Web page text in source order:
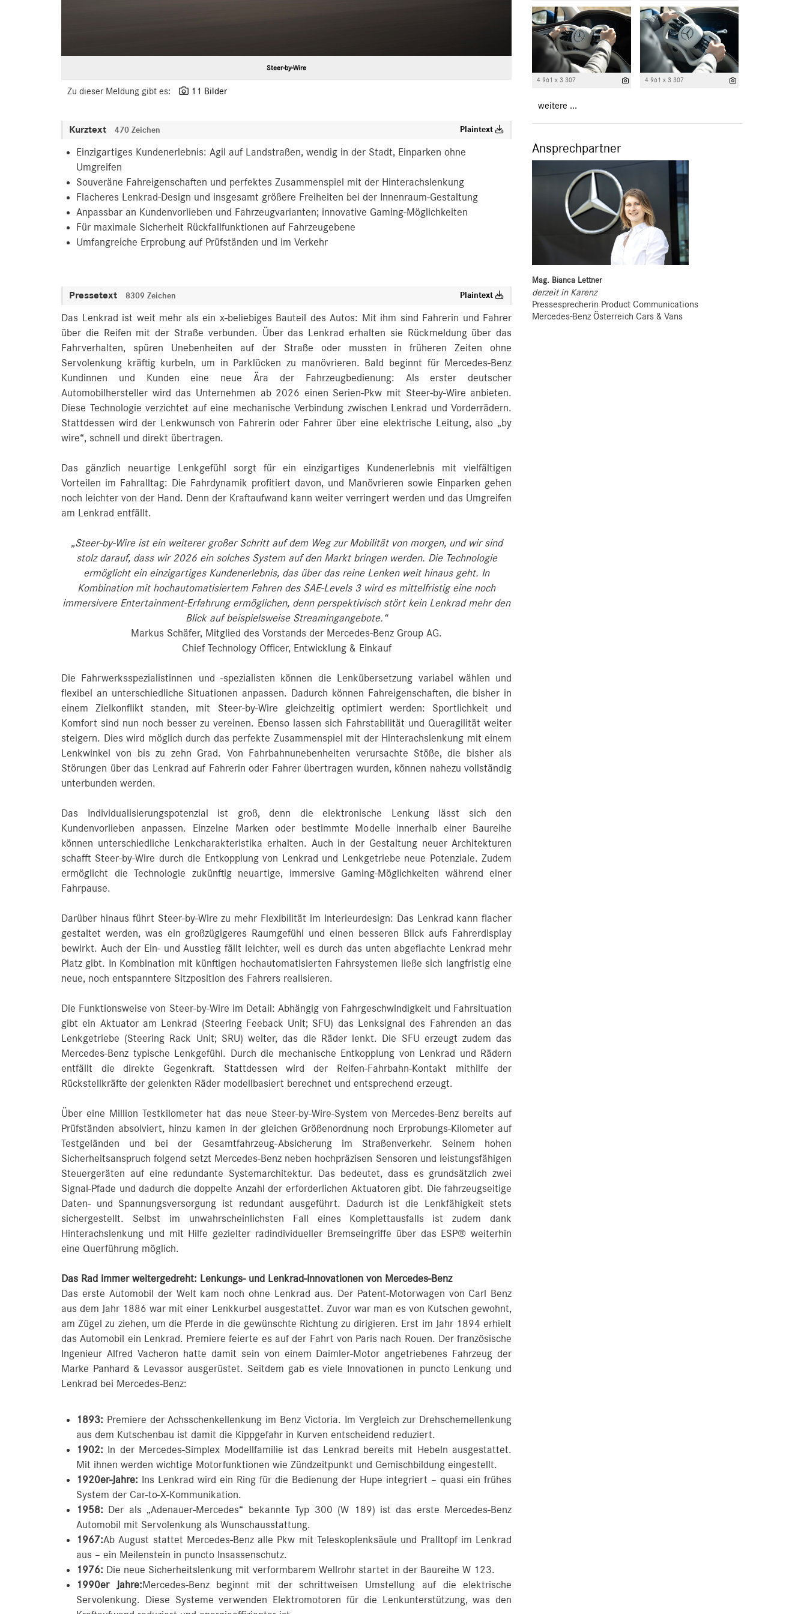
Steer-by-Wire
Zu dieser Meldung gibt es: 11 Bilder
Kurztext 470 Zeichen Plaintext
Einzigartiges Kundenerlebnis: Agil auf Landstraßen, wendig in der Stadt, Einparken ohne
Umgreifen
Souveräne Fahreigenschaften und perfektes Zusammenspiel mit der Hinterachslenkung
Flacheres Lenkrad-Design und insgesamt größere Freiheiten bei der Innenraum-Gestaltung
Anpassbar an Kundenvorlieben und Fahrzeugvarianten; innovative Gaming-Möglichkeiten
Für maximale Sicherheit Rückfallfunktionen auf Fahrzeugebene
Umfangreiche Erprobung auf Prüfständen und im Verkehr
Pressetext 8309 Zeichen Plaintext
Das Lenkrad ist weit mehr als ein x-beliebiges Bauteil des Autos: Mit ihm sind Fahrerin und Fahrer
über die Reifen mit der Straße verbunden. Über das Lenkrad erhalten sie Rückmeldung über das
Fahrverhalten, spüren Unebenheiten auf der Straße oder mussten in früheren Zeiten ohne
Servolenkung kräftig kurbeln, um in Parklücken zu manövrieren. Bald beginnt für Mercedes‑Benz
Kundinnen und Kunden eine neue Ära der Fahrzeugbedienung: Als erster deutscher
Automobilhersteller wird das Unternehmen ab 2026 einen Serien-Pkw mit Steer-by-Wire anbieten.
Diese Technologie verzichtet auf eine mechanische Verbindung zwischen Lenkrad und Vorderrädern.
Stattdessen wird der Lenkwunsch von Fahrerin oder Fahrer über eine elektrische Leitung, also „by
wire“, schnell und direkt übertragen.
Das gänzlich neuartige Lenkgefühl sorgt für ein einzigartiges Kundenerlebnis mit vielfältigen
Vorteilen im Fahralltag: Die Fahrdynamik profitiert davon, und Manövrieren sowie Einparken gehen
noch leichter von der Hand. Denn der Kraftaufwand kann weiter verringert werden und das Umgreifen
am Lenkrad entfällt.
„Steer-by-Wire ist ein weiterer großer Schritt auf dem Weg zur Mobilität von morgen, und wir sind
stolz darauf, dass wir 2026 ein solches System auf den Markt bringen werden. Die Technologie
ermöglicht ein einzigartiges Kundenerlebnis, das über das reine Lenken weit hinaus geht. In
Kombination mit hochautomatisiertem Fahren des SAE-Levels 3 wird es mittelfristig eine noch
immersivere Entertainment-Erfahrung ermöglichen, denn perspektivisch stört kein Lenkrad mehr den
Blick auf beispielsweise Streamingangebote.“
Markus Schäfer, Mitglied des Vorstands der Mercedes-Benz Group AG.
Chief Technology Officer, Entwicklung & Einkauf
Die Fahrwerksspezialistinnen und -spezialisten können die Lenkübersetzung variabel wählen und
flexibel an unterschiedliche Situationen anpassen. Dadurch können Fahreigenschaften, die bisher in
einem Zielkonflikt standen, mit Steer-by-Wire gleichzeitig optimiert werden: Sportlichkeit und
Komfort sind nun noch besser zu vereinen. Ebenso lassen sich Fahrstabilität und Queragilität weiter
steigern. Dies wird möglich durch das perfekte Zusammenspiel mit der Hinterachslenkung mit einem
Lenkwinkel von bis zu zehn Grad. Von Fahrbahnunebenheiten verursachte Stöße, die bisher als
Störungen über das Lenkrad auf Fahrerin oder Fahrer übertragen wurden, können nahezu vollständig
unterbunden werden.
Das Individualisierungspotenzial ist groß, denn die elektronische Lenkung lässt sich den
Kundenvorlieben anpassen. Einzelne Marken oder bestimmte Modelle innerhalb einer Baureihe
können unterschiedliche Lenkcharakteristika erhalten. Auch in der Gestaltung neuer Architekturen
schafft Steer-by-Wire durch die Entkopplung von Lenkrad und Lenkgetriebe neue Potenziale. Zudem
ermöglicht die Technologie zukünftig neuartige, immersive Gaming-Möglichkeiten während einer
Fahrpause.
Darüber hinaus führt Steer-by-Wire zu mehr Flexibilität im Interieurdesign: Das Lenkrad kann flacher
gestaltet werden, was ein großzügigeres Raumgefühl und einen besseren Blick aufs Fahrerdisplay
bewirkt. Auch der Ein- und Ausstieg fällt leichter, weil es durch das unten abgeflachte Lenkrad mehr
Platz gibt. In Kombination mit künftigen hochautomatisierten Fahrsystemen ließe sich langfristig eine
neue, noch entspanntere Sitzposition des Fahrers realisieren.
Die Funktionsweise von Steer-by-Wire im Detail: Abhängig von Fahrgeschwindigkeit und Fahrsituation
gibt ein Aktuator am Lenkrad (Steering Feeback Unit; SFU) das Lenksignal des Fahrenden an das
Lenkgetriebe (Steering Rack Unit; SRU) weiter, das die Räder lenkt. Die SFU erzeugt zudem das
Mercedes‑Benz typische Lenkgefühl. Durch die mechanische Entkopplung von Lenkrad und Rädern
entfällt die direkte Gegenkraft. Stattdessen wird der Reifen-Fahrbahn-Kontakt mithilfe der
Rückstellkräfte der gelenkten Räder modellbasiert berechnet und entsprechend erzeugt.
Über eine Million Testkilometer hat das neue Steer-by-Wire-System von Mercedes-Benz bereits auf
Prüfständen absolviert, hinzu kamen in der gleichen Größenordnung noch Erprobungs-Kilometer auf
Testgeländen und bei der Gesamtfahrzeug-Absicherung im Straßenverkehr. Seinem hohen
Sicherheitsanspruch folgend setzt Mercedes-Benz neben hochpräzisen Sensoren und leistungsfähigen
Steuergeräten auf eine redundante Systemarchitektur. Das bedeutet, dass es grundsätzlich zwei
Signal-Pfade und dadurch die doppelte Anzahl der erforderlichen Aktuatoren gibt. Die fahrzeugseitige
Daten- und Spannungsversorgung ist redundant ausgeführt. Dadurch ist die Lenkfähigkeit stets
sichergestellt. Selbst im unwahrscheinlichsten Fall eines Komplettausfalls ist zudem dank
Hinterachslenkung und mit Hilfe gezielter radindividueller Bremseingriffe über das ESP® weiterhin
eine Querführung möglich.
Das Rad immer weitergedreht: Lenkungs- und Lenkrad-Innovationen von Mercedes-Benz
Das erste Automobil der Welt kam noch ohne Lenkrad aus. Der Patent-Motorwagen von Carl Benz
aus dem Jahr 1886 war mit einer Lenkkurbel ausgestattet. Zuvor war man es von Kutschen gewohnt,
am Zügel zu ziehen, um die Pferde in die gewünschte Richtung zu dirigieren. Erst im Jahr 1894 erhielt
das Automobil ein Lenkrad. Premiere feierte es auf der Fahrt von Paris nach Rouen. Der französische
Ingenieur Alfred Vacheron hatte damit sein von einem Daimler-Motor angetriebenes Fahrzeug der
Marke Panhard & Levassor ausgerüstet. Seitdem gab es viele Innovationen in puncto Lenkung und
Lenkrad bei Mercedes-Benz:
1893: Premiere der Achsschenkellenkung im Benz Victoria. Im Vergleich zur Drehschemellenkung
aus dem Kutschenbau ist damit die Kippgefahr in Kurven entscheidend reduziert.
1902:
In der Mercedes-Simplex Modellfamilie ist das Lenkrad bereits mit Hebeln ausgestattet.
Mit ihnen werden wichtige Motorfunktionen wie Zündzeitpunkt und Gemischbildung eingestellt.
1920er-Jahre: Ins Lenkrad wird ein Ring für die Bedienung der Hupe integriert – quasi ein frühes
System der Car-to-X-Kommunikation.
1958: Der als „Adenauer-Mercedes“ bekannte Typ 300 (W 189) ist das erste Mercedes‑Benz
Automobil mit Servolenkung als Wunschausstattung.
1967:Ab August stattet Mercedes-Benz alle Pkw mit Teleskoplenksäule und Pralltopf im Lenkrad
aus – ein Meilenstein in puncto Insassenschutz.
1976: Die neue Sicherheitslenkung mit verformbarem Wellrohr startet in der Baureihe W 123.
1990er Jahre:Mercedes-Benz beginnt mit der schrittweisen Umstellung auf die elektrische
Servolenkung. Diese Systeme verwenden Elektromotoren für die Lenkunterstützung, was den
4 961 x 3 307 4 961 x 3 307
weitere ...
Ansprechpartner
Mag. Bianca Lettner
derzeit in Karenz
Pressesprecherin Product Communications
Mercedes-Benz Österreich Cars & Vans